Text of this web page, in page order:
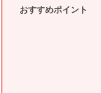
おすすめポイント